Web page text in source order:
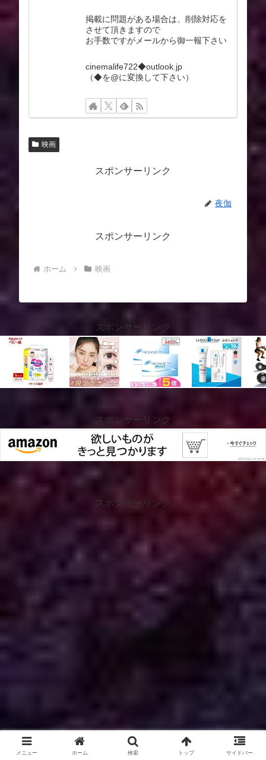
掲載に問題がある場合は、削除対応を
させて頂きますので
お手数ですがメールから御一報下さい
cinemalife722◆outlook.jp
（◆を@に変換して下さい）
映画
スポンサーリンク
夜伽
スポンサーリンク
ホーム 映画
スポンサーリンク
スポンサーリンク
スポンサーリンク
メニュー ホーム 検索 トップ サイドバー